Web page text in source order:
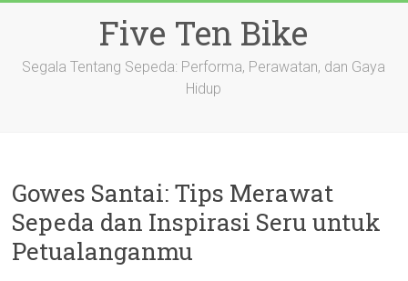
Five Ten Bike
Segala Tentang Sepeda: Performa, Perawatan, dan Gaya
Hidup
Gowes Santai: Tips Merawat
Sepeda dan Inspirasi Seru untuk
Petualanganmu